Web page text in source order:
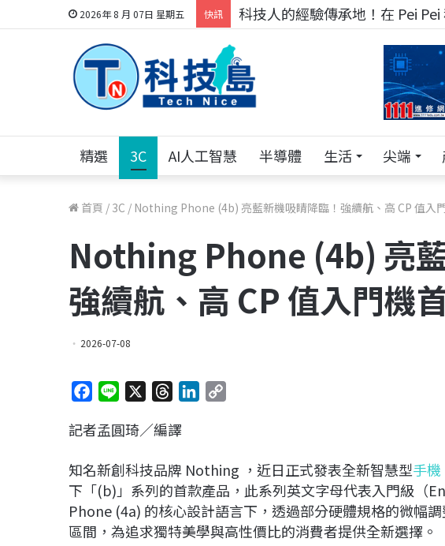
2026年 8 月 07日 星期五 快訊 科技人的經驗傳承地！在 Pei
精選 3C AI人工智慧 半導體 生活 尖端
首頁 / 3C / Nothing Phone (4b) 亮藍新機吸睛降臨！強續航、高 CP 值入
Nothing Phone (4b) 亮
強續航、高 CP 值入門機
2026-07-08
c
b
o
o
k
n
r
a
d
s
e
d
I
n
L
i
n
k
記者孟圓琦／編譯
知名新創科技品牌 Nothing ，近日正式發表全新智慧型手機
下「(b) 」系列的首款產品，此系列英文字母代表入門級（
Phone (4a) 的核心設計語言下，透過部分硬體規格的微幅
區間，為追求獨特美學與高性價比的消費者提供全新選擇。